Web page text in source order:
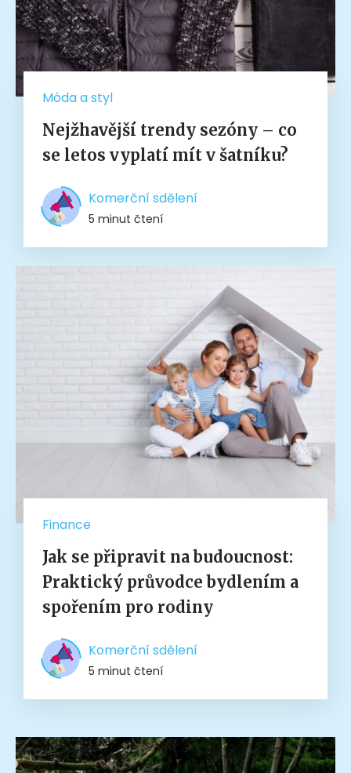
Móda a styl
Nejžhavější trendy sezóny – co
se letos vyplatí mít v šatníku?
Komerční sdělení
5 minut čtení
Finance
Jak se připravit na budoucnost:
Praktický průvodce bydlením a
spořením pro rodiny
Komerční sdělení
5 minut čtení